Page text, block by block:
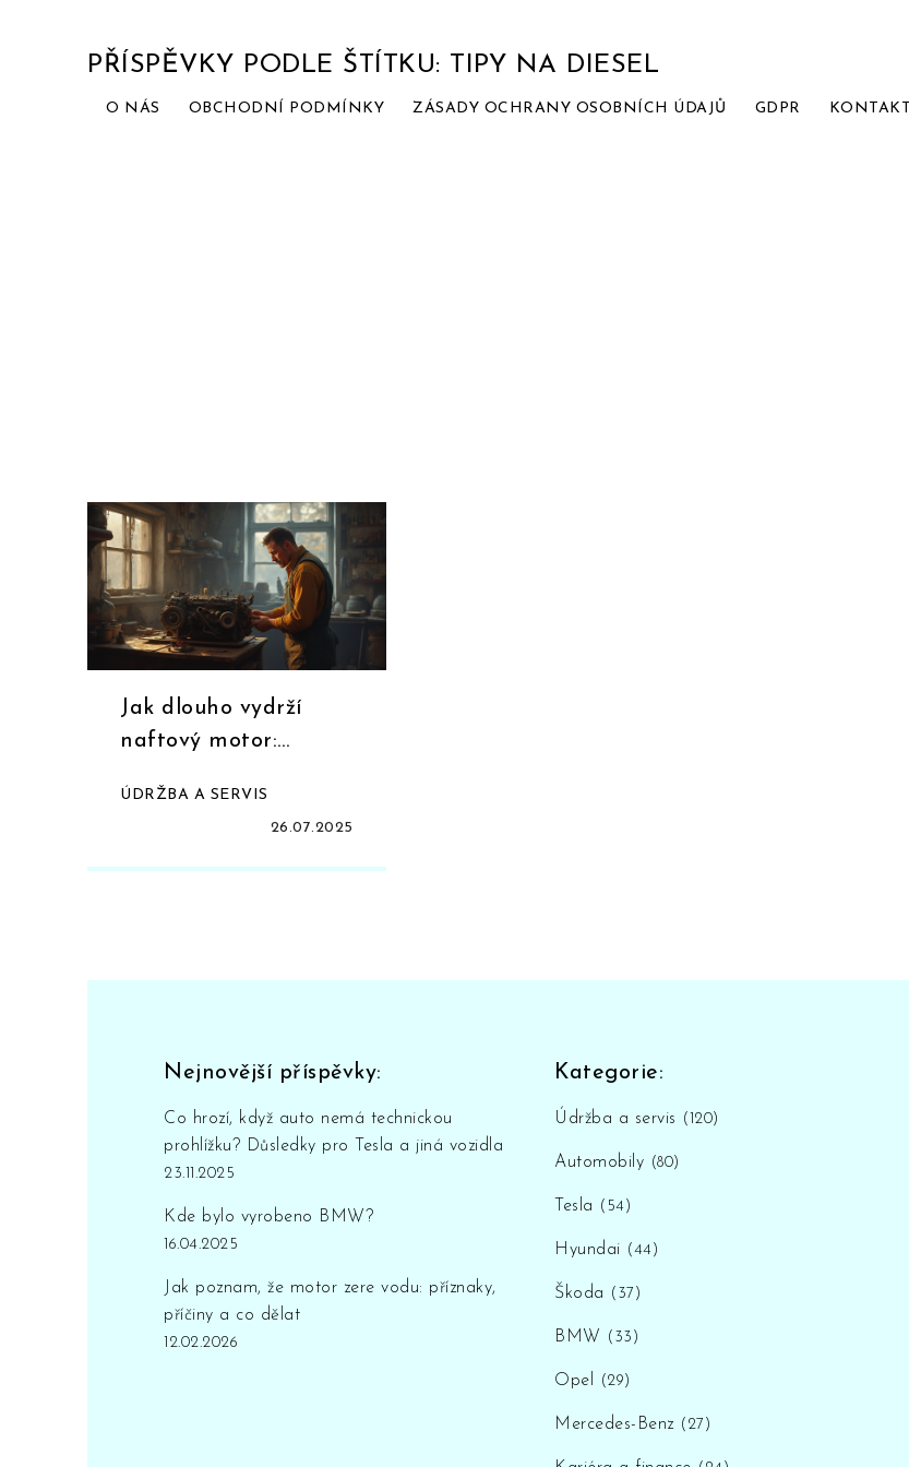
PŘÍSPĚVKY PODLE ŠTÍTKU: TIPY NA DIESEL
O NÁS OBCHODNÍ PODMÍNKY ZÁSADY OCHRANY OSOBNÍCH ÚDAJŮ GDPR KONTAKT
Jak dlouho vydrží
naftový motor:
motorů, tipy a
ÚDRŽBA A SERVIS
26.07.2025
Nejnovější příspěvky:
Co hrozí, když auto nemá technickou
prohlížku? Důsledky pro Tesla a jiná vozidla
23.11.2025
Kde bylo vyrobeno BMW?
16.04.2025
Jak poznam, že motor zere vodu: příznaky,
příčiny a co dělat
12.02.2026
Kategorie:
Údržba a servis (120)
Automobily (80)
Tesla (54)
Hyundai (44)
Škoda (37)
BMW (33)
Opel (29)
Mercedes-Benz (27)